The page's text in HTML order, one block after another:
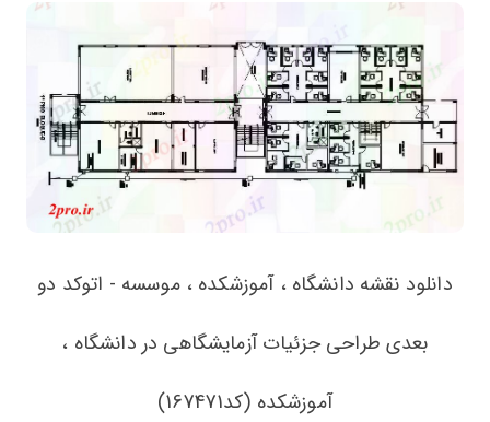
دانلود نقشه دانشگاه ، آموزشکده ، موسسه - اتوکد دو
بعدی طراحی جزئیات آزمایشگاهی در دانشگاه ،
آموزشکده (کد167471)